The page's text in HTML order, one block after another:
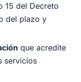
15 del Decreto
del plazo y
que acredite
servicios